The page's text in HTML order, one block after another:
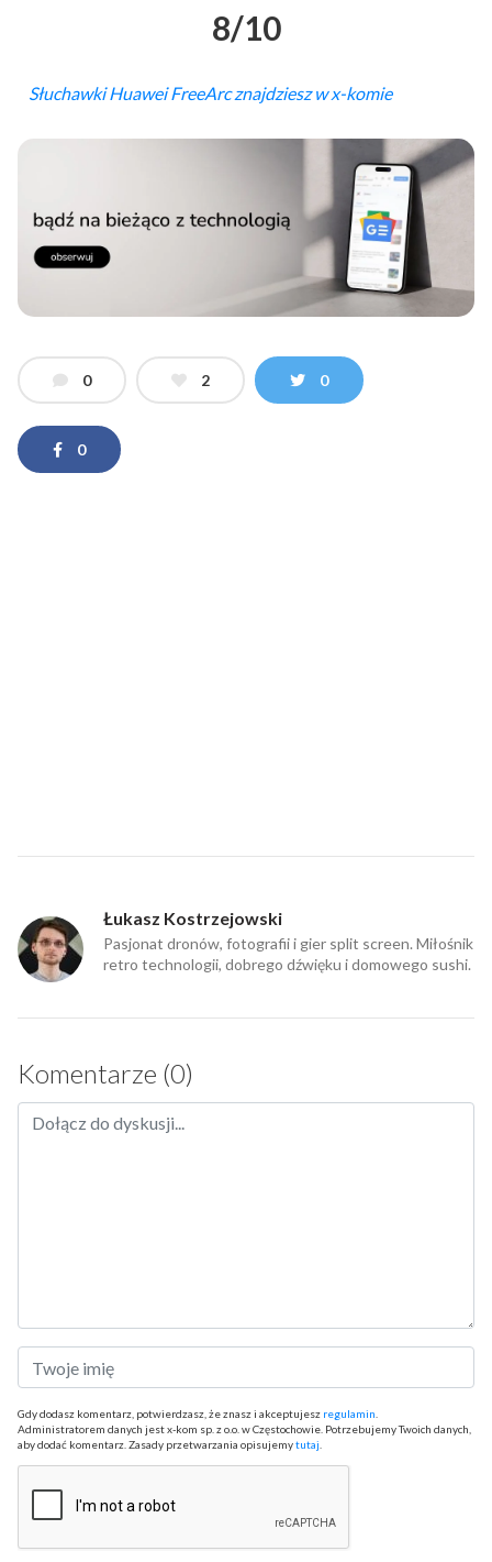
8/10
Słuchawki Huawei FreeArc znajdziesz w x-komie
0 2 0
0
Łukasz Kostrzejowski
Pasjonat dronów, fotografii i gier split screen. Miłośnik
retro technologii, dobrego dźwięku i domowego sushi.
Komentarze (0)
Gdy dodasz komentarz, potwierdzasz, że znasz i akceptujesz regulamin
Administratorem danych jest x-kom sp. z o.o. w Częstochowie. Potrzebujemy Twoich danych,
aby dodać komentarz. Zasady przetwarzania opisujemytutaj